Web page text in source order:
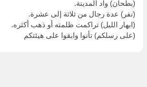
(بطحان) واد المدينة.
(نفر) عدة رجال من ثلاثة إلى عشرة.
(ابهار الليل) تراكمت ظلمته أو ذهب أكثره.
(على رسلكم) تأنوا وابقوا على هيئتكم